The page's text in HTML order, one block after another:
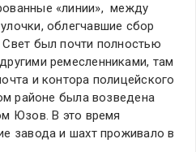
«линии», между
облегчавшие сбор
был почти полностью
ремесленниками, там
и контора полицейского
районе была возведена
Юзов. В это время
завода и шахт проживало в